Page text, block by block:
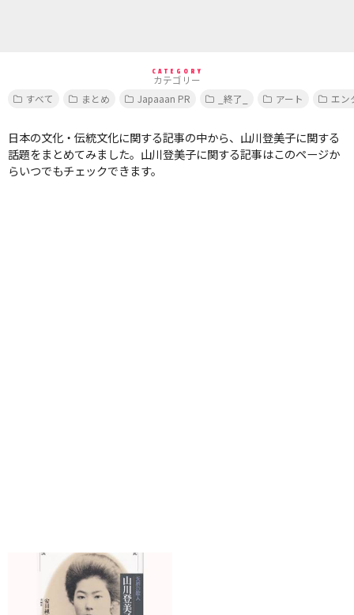
CATEGORY
カテゴリー
すべて
まとめ Japaaan PR _終了_ アート エン
日本の文化・伝統文化に関する記事の中から、山川登美子に関する
話題をまとめてみました。山川登美子に関する記事はこのページか
らいつでもチェックできます。